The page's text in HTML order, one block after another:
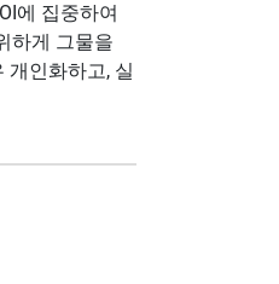
에 집중하여
하게 그물을
개인화하고, 실